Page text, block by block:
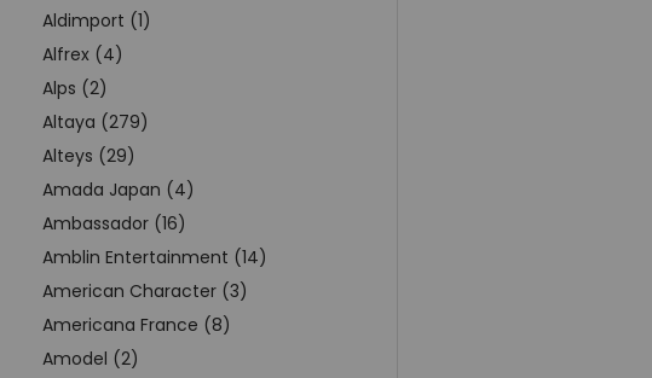
Aldimport (1)
Alfrex (4)
Alps (2)
Altaya (279)
Alteys (29)
Amada Japan (4)
Ambassador (16)
Amblin Entertainment (14)
American Character (3)
Americana France (8)
Amodel (2)